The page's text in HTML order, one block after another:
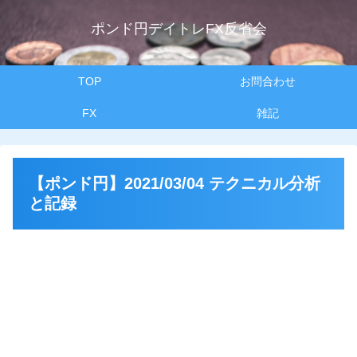
ポンド円デイトレFX反省会
TOP お問合わせ
FX 雑記
【ポンド円】2021/03/04 テクニカル分析
と記録